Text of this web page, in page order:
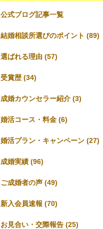
公式ブログ記事一覧
結婚相談所選びのポイント (89)
選ばれる理由 (57)
受賞歴 (34)
成婚カウンセラー紹介 (3)
婚活コース・料金 (6)
婚活プラン・キャンペーン (27)
成婚実績 (96)
ご成婚者の声 (49)
新入会員速報 (70)
お見合い・交際報告 (25)